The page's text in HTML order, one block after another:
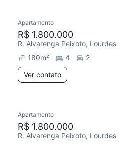
Redecorar
Apartamento
R$ 1.800.000
R. Alvarenga Peixoto, Lourdes
180m² 4
2
Ver contato
Redecorar
Apartamento
R$ 1.800.000
R. Alvarenga Peixoto, Lourdes